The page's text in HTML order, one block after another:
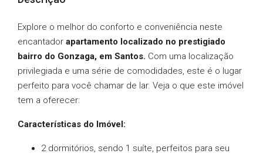
Explore o melhor do conforto e conveniência neste
encantador apartamento localizado no prestigiado
bairro do Gonzaga, em Santos. Com uma localização
privilegiada e uma série de comodidades, este é o lugar
perfeito para você chamar de lar. Veja o que este imóvel
tem a oferecer:
Características do Imóvel:
2 dormitórios, sendo 1 suíte, perfeitos para seu